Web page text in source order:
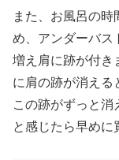
また、お風呂の
め、アンダーバス
増え肩に跡が付き
に肩の跡が消える
この跡がずっと消
と感じたら早めに